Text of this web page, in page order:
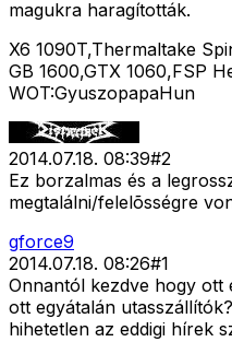
magukra haragították.
X6 1090T,Thermaltake
GB 1600,GTX 1060,FSP
WOT:GyuszopapaHun
2014.07.18. 08:39#2
Ez borzalmas és a
megtalálni/felelõsségre
gforce9
2014.07.18. 08:26#1
Onnantól kezdve hogy ott
ott egyátalán
hihetetlen az eddigi hírek